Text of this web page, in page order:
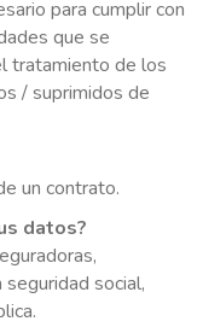
para cumplir con
que se
tratamiento de los
/ suprimidos de
un contrato.
datos?
social,